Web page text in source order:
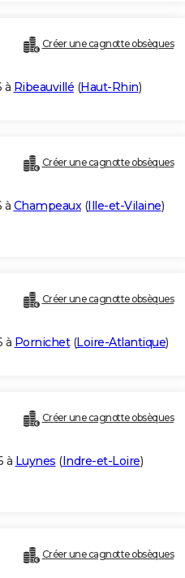
Créer une cagnotte obsèques
à Ribeauvillé (Haut-Rhin)
Créer une cagnotte obsèques
à Champeaux(Ille-et-Vilaine)
Créer une cagnotte obsèques
à Pornichet(Loire-Atlantique)
Créer une cagnotte obsèques
à Luynes (Indre-et-Loire)
Créer une cagnotte obsèques